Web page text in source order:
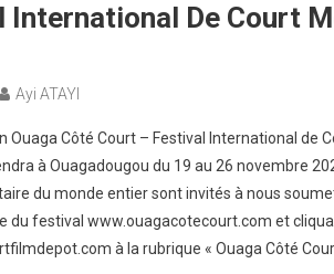
International De Court
Ayi ATAYI
Ouaga Côté Court – Festival International de
à Ouagadougou du 19 au 26 novembre
du monde entier sont invités à nous
du festival www.ouagacotecourt.com et
à la rubrique « Ouaga Côté